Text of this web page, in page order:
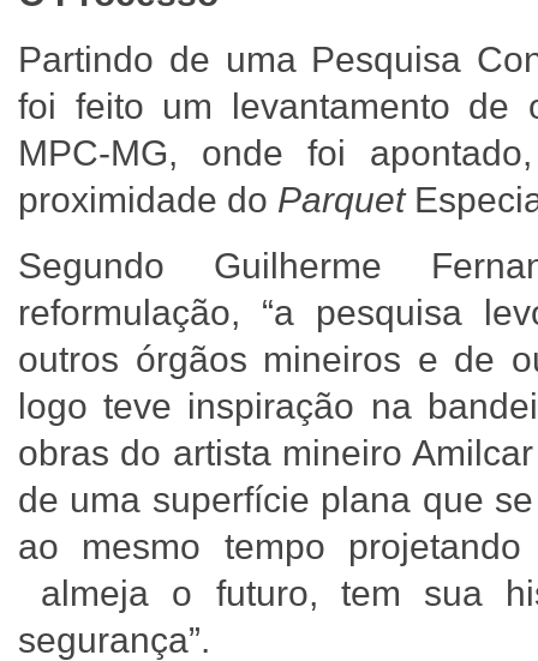
Partindo de uma Pesquisa
foi feito um levantamento de
MPC-MG, onde foi
proximidade do Parquet
Segundo Guilherme
reformulação, “a pesquisa
outros órgãos mineiros e de
logo teve inspiração na
obras do artista mineiro
de uma superfície plana que
ao mesmo tempo
almeja o futuro, tem sua
segurança”.